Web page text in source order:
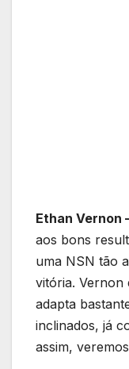
Ethan Vernon
aos bons
uma NSN tão
vitória. Vernon
adapta
inclinados, já
assim,